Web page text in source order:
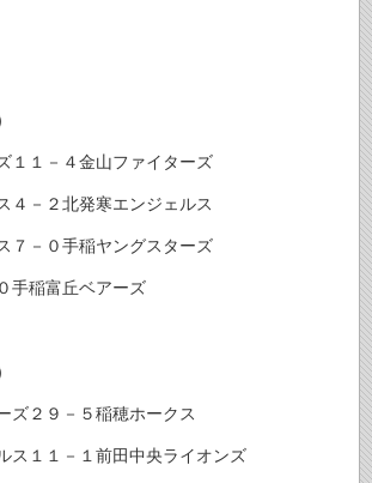
１１－４金山ファイターズ
４－２北発寒エンジェルス
７－０手稲ヤングスターズ
手稲富丘ベアーズ
ズ２９－５稲穂ホークス
ス１１－１前田中央ライオンズ